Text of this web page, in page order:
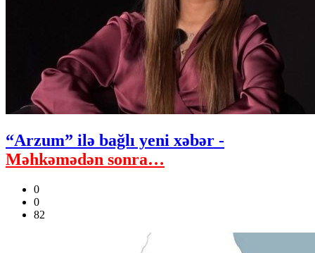
“Arzum” ilə bağlı yeni xəbər -
Məhkəmədən sonra…
0
0
82